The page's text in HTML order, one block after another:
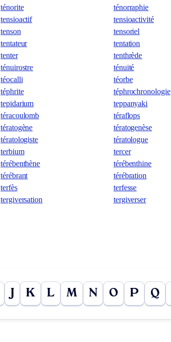
ténorite ténorraphie
tensioactif tensioactivité
tenson tensoriel
tentateur tentation
tenter tenthrède
ténuirostre ténuité
téocalli téorbe
téphrite téphrochronologie
tepidarium teppanyaki
téracoulomb téraflops
tératogène tératogenèse
tératologiste tératologue
terbium tercer
térébenthène térébenthine
térébrant térébration
terfès terfesse
tergiversation tergiverser
J K L M N O P Q